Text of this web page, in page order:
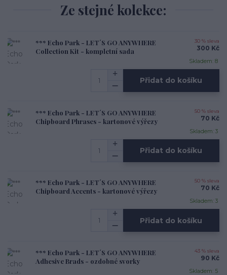
Ze stejné kolekce:
*** Echo Park - LET´S GO ANYWHERE
Collection Kit - kompletní sada
30 % sleva
300 Kč
Skladem: 8
Přidat do košíku
*** Echo Park - LET´S GO ANYWHERE
Chipboard Phrases - kartonové výřezy
50 % sleva
70 Kč
Skladem: 3
Přidat do košíku
*** Echo Park - LET´S GO ANYWHERE
Chipboard Accents - kartonové výřezy
50 % sleva
70 Kč
Skladem: 3
Přidat do košíku
*** Echo Park - LET´S GO ANYWHERE
Adhesive Brads - ozdobné svorky
43 % sleva
90 Kč
Skladem: 5